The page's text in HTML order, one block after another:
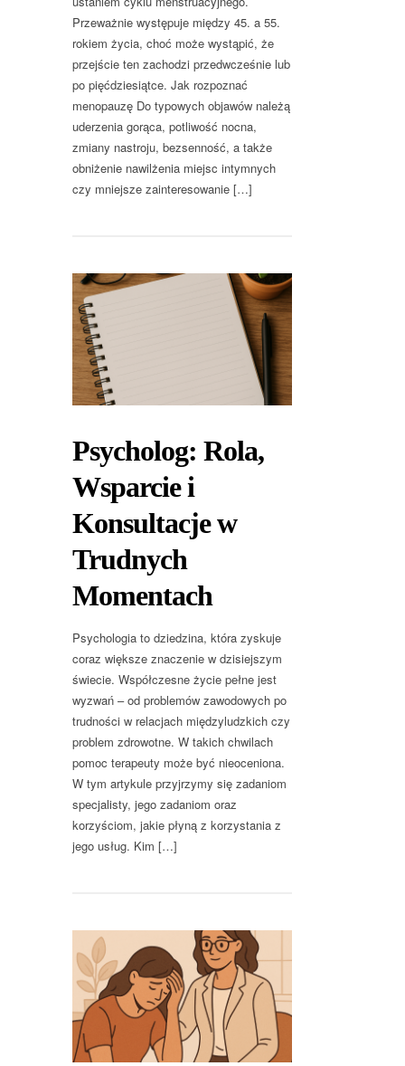
Przeważnie występuje między 45. a 55.
rokiem życia, choć może wystąpić, że
przejście ten zachodzi przedwcześnie lub
po pięćdziesiątce. Jak rozpoznać
menopauzę Do typowych objawów należą
uderzenia gorąca, potliwość nocna,
zmiany nastroju, bezsenność, a także
obniżenie nawilżenia miejsc intymnych
czy mniejsze zainteresowanie […]
Psycholog: Rola,
Wsparcie i
Konsultacje w
Trudnych
Momentach
Psychologia to dziedzina, która zyskuje
coraz większe znaczenie w dzisiejszym
świecie. Współczesne życie pełne jest
wyzwań – od problemów zawodowych po
trudności w relacjach międzyludzkich czy
problem zdrowotne. W takich chwilach
pomoc terapeuty może być nieoceniona.
W tym artykule przyjrzymy się zadaniom
specjalisty, jego zadaniom oraz
korzyściom, jakie płyną z korzystania z
jego usług. Kim […]